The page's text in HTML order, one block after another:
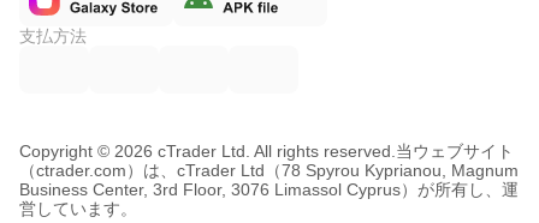
支払方法
Copyright © 2026 cTrader Ltd. All rights reserved. 当ウェブサイト
（ctrader.com）は、cTrader Ltd（78 Spyrou Kyprianou, Magnum
Business Center, 3rd Floor, 3076 Limassol Cyprus）が所有し、運
営しています。